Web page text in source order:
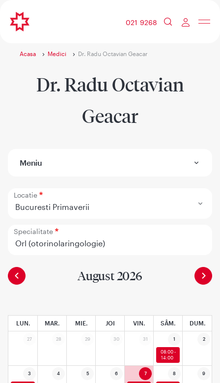
021 9268
Acasa Medici Dr. Radu Octavian Geacar
Dr. Radu Octavian
Geacar
Meniu
Locatie
Bucuresti Primaverii
Specialitate
Orl (otorinolaringologie)
August 2026
LUN. MAR. MIE. JOI VIN. SÂM. DUM.
27 28 29 30 31 1 2
08:00 -
14:00
3 4 5 6 7 8 9